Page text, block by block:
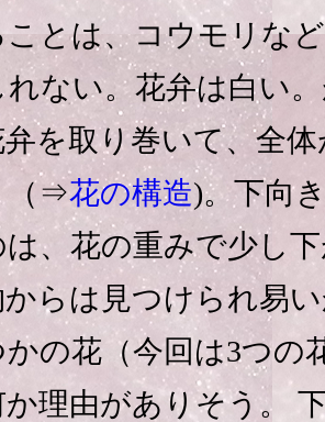
とは、コウモリな
ない。花弁は白い
を取り巻いて、全
（⇒花の構造)。下向
、花の重みで少し
らは見つけられ易
の花（今回は3つの
理由がありそう。